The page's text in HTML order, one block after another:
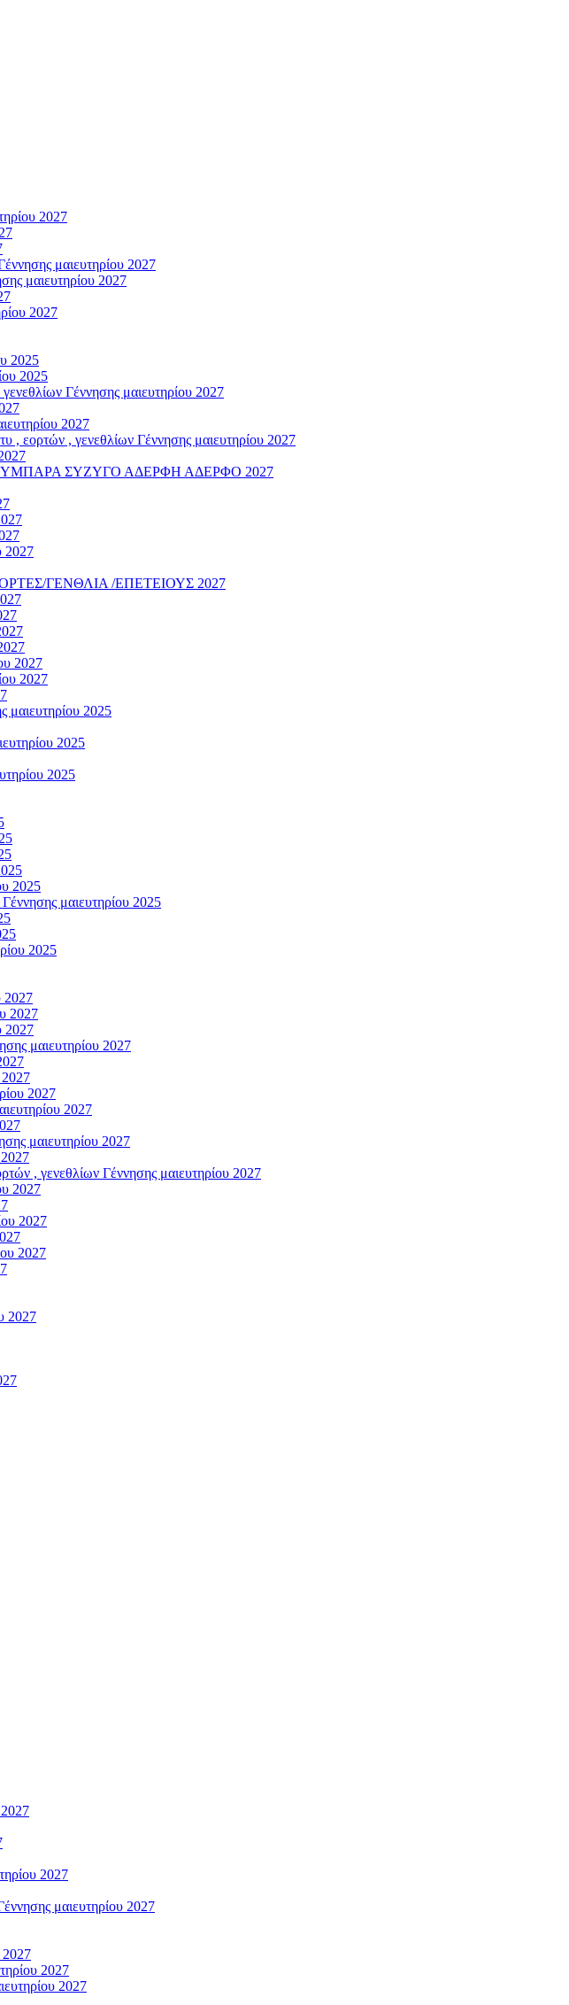
2027
μαιευτηρίου 2027
μαιευτηρίου 2027
2027
2025
2025
Γέννησης μαιευτηρίου 2027
2027
, γενεθλίων Γέννησης μαιευτηρίου 2027
ΣΥΖΥΓΟ ΑΔΕΡΦΗ ΑΔΕΡΦΟ 2027
2027
ΓΕΝΘΛΙΑ /ΕΠΕΤΕΙΟΥΣ 2027
2027
2027
2025
2025
2025
2025
μαιευτηρίου 2025
2025
2027
2027
2027
μαιευτηρίου 2027
2027
2027
μαιευτηρίου 2027
γενεθλίων Γέννησης μαιευτηρίου 2027
2027
2027
2027
2027
2027
μαιευτηρίου 2027
2027
2027
2027